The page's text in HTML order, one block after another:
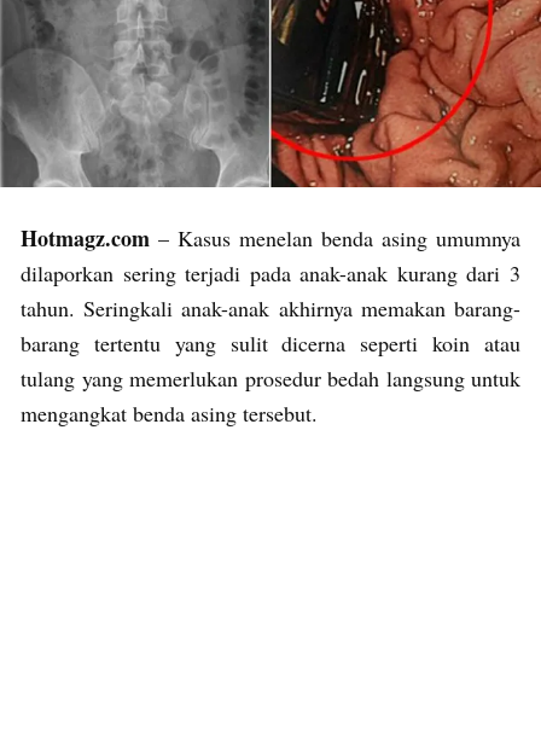
Hotmagz.com – Kasus menelan benda asing umumnya
dilaporkan sering terjadi pada anak-anak kurang dari 3
tahun. Seringkali anak-anak akhirnya memakan barang-
barang tertentu yang sulit dicerna seperti koin atau
tulang yang memerlukan prosedur bedah langsung untuk
mengangkat benda asing tersebut.